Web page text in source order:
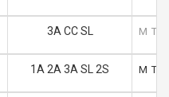
3A CC SL M T
1A 2A 3A SL 2S M T